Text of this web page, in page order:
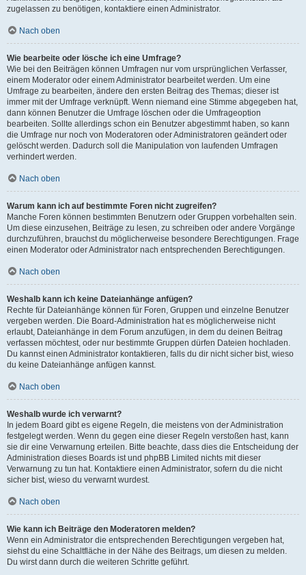
zugelassen zu benötigen, kontaktiere einen Administrator.
Nach oben
Wie bearbeite oder lösche ich eine Umfrage?
Wie bei den Beiträgen können Umfragen nur vom ursprünglichen Verfasser,
einem Moderator oder einem Administrator bearbeitet werden. Um eine
Umfrage zu bearbeiten, ändere den ersten Beitrag des Themas; dieser ist
immer mit der Umfrage verknüpft. Wenn niemand eine Stimme abgegeben hat,
dann können Benutzer die Umfrage löschen oder die Umfrageoption
bearbeiten. Sollte allerdings schon ein Benutzer abgestimmt haben, so kann
die Umfrage nur noch von Moderatoren oder Administratoren geändert oder
gelöscht werden. Dadurch soll die Manipulation von laufenden Umfragen
verhindert werden.
Nach oben
Warum kann ich auf bestimmte Foren nicht zugreifen?
Manche Foren können bestimmten Benutzern oder Gruppen vorbehalten sein.
Um diese einzusehen, Beiträge zu lesen, zu schreiben oder andere Vorgänge
durchzuführen, brauchst du möglicherweise besondere Berechtigungen. Frage
einen Moderator oder Administrator nach entsprechenden Berechtigungen.
Nach oben
Weshalb kann ich keine Dateianhänge anfügen?
Rechte für Dateianhänge können für Foren, Gruppen und einzelne Benutzer
vergeben werden. Die Board-Administration hat es möglicherweise nicht
erlaubt, Dateianhänge in dem Forum anzufügen, in dem du deinen Beitrag
verfassen möchtest, oder nur bestimmte Gruppen dürfen Dateien hochladen.
Du kannst einen Administrator kontaktieren, falls du dir nicht sicher bist, wieso
du keine Dateianhänge anfügen kannst.
Nach oben
Weshalb wurde ich verwarnt?
In jedem Board gibt es eigene Regeln, die meistens von der Administration
festgelegt werden. Wenn du gegen eine dieser Regeln verstoßen hast, kann
sie dir eine Verwarnung erteilen. Bitte beachte, dass dies die Entscheidung der
Administration dieses Boards ist und phpBB Limited nichts mit dieser
Verwarnung zu tun hat. Kontaktiere einen Administrator, sofern du die nicht
sicher bist, wieso du verwarnt wurdest.
Nach oben
Wie kann ich Beiträge den Moderatoren melden?
Wenn ein Administrator die entsprechenden Berechtigungen vergeben hat,
siehst du eine Schaltfläche in der Nähe des Beitrags, um diesen zu melden.
Du wirst dann durch die weiteren Schritte geführt.